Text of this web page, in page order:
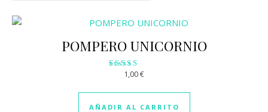
POMPERO UNICORNIO
Valorado
2.99
de 5
1,00€
AÑADIR AL CARRITO